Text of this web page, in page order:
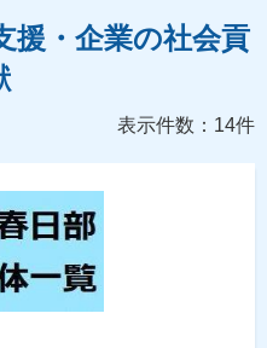
援・企業の社会貢
表示件数：14件